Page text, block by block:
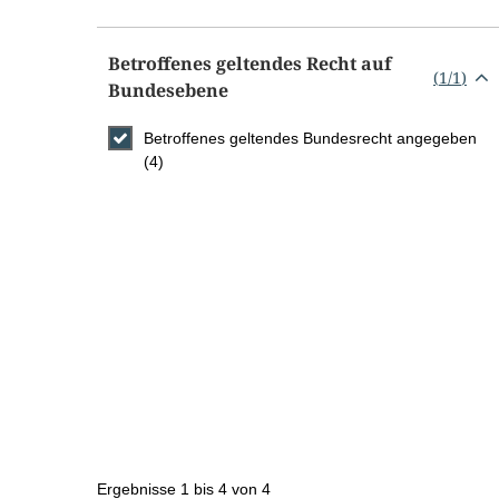
Betroffenes geltendes Recht auf
Bundesebene
(1/1)
Betroffenes geltendes Bundesrecht angegeben
(4)
Ergebnisse 1 bis 4 von 4